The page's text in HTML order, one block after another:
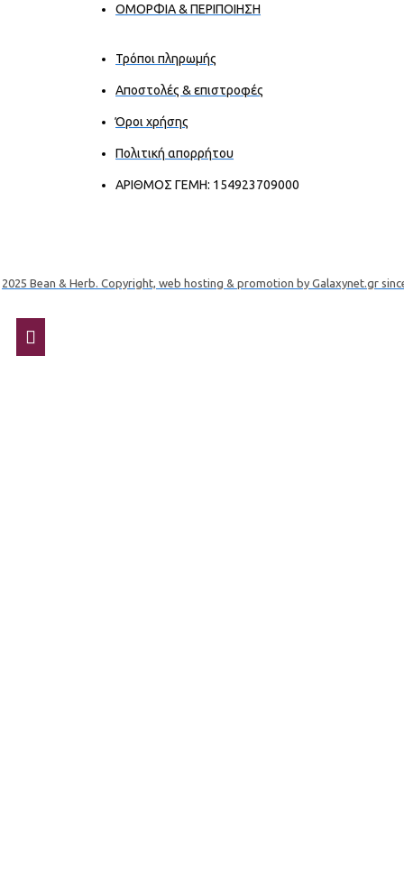
ΟΜΟΡΦΙΑ & ΠΕΡΙΠΟΙΗΣΗ
Τρόποι πληρωμής
Αποστολές & επιστροφές
Όροι χρήσης
Πολιτική απορρήτου
ΑΡΙΘΜΟΣ ΓΕΜΗ: 154923709000
2025 Bean & Herb. Copyright, web hosting & promotion by Galaxynet.gr